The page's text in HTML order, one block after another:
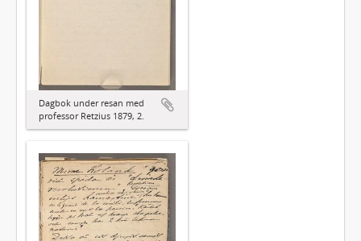
Dagbok under resan med
professor Retzius 1879, 2.